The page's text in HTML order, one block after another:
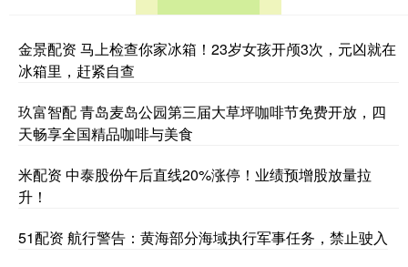
金景配资 马上检查你家冰箱！23岁女孩开颅3次，元凶就在
冰箱里，赶紧自查
玖富智配 青岛麦岛公园第三届大草坪咖啡节免费开放，四
天畅享全国精品咖啡与美食
米配资 中泰股份午后直线20%涨停！业绩预增股放量拉
升！
51配资 航行警告：黄海部分海域执行军事任务，禁止驶入